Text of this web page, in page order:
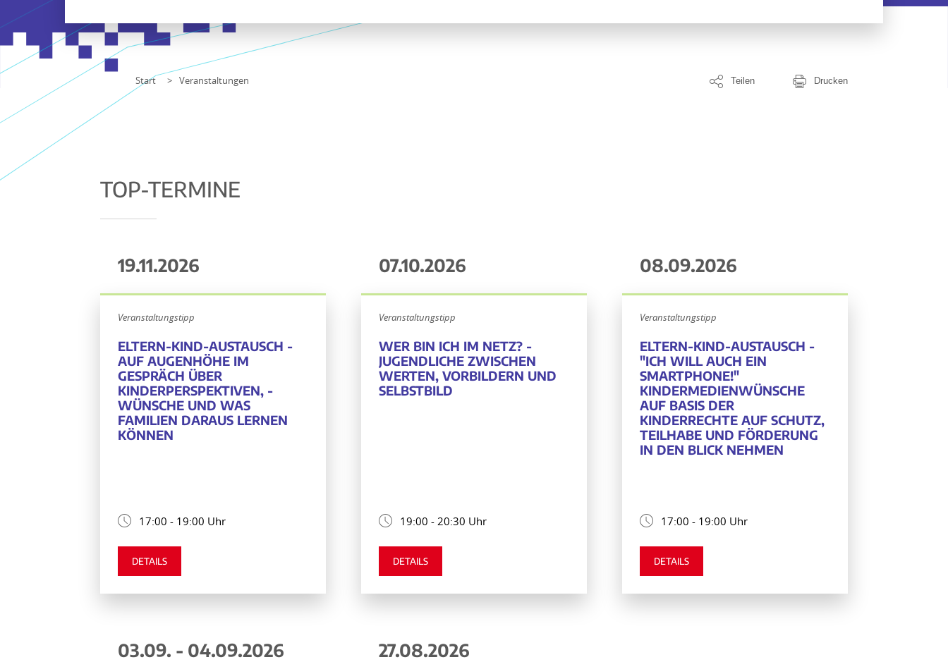
Start Veranstaltungen Teilen Drucken
TOP-TERMINE
19.11.2026
Veranstaltungstipp
ELTERN-KIND-AUSTAUSCH -
AUF AUGENHÖHE IM
GESPRÄCH ÜBER
KINDERPERSPEKTIVEN, -
WÜNSCHE UND WAS
FAMILIEN DARAUS LERNEN
KÖNNEN
17:00 - 19:00 Uhr
DETAILS
07.10.2026
Veranstaltungstipp
WER BIN ICH IM NETZ? -
JUGENDLICHE ZWISCHEN
WERTEN, VORBILDERN UND
SELBSTBILD
19:00 - 20:30 Uhr
DETAILS
08.09.2026
Veranstaltungstipp
ELTERN-KIND-AUSTAUSCH -
"ICH WILL AUCH EIN
SMARTPHONE!"
KINDERMEDIENWÜNSCHE
AUF BASIS DER
KINDERRECHTE AUF SCHUTZ,
TEILHABE UND FÖRDERUNG
IN DEN BLICK NEHMEN
17:00 - 19:00 Uhr
DETAILS
03.09. - 04.09.2026 27.08.2026